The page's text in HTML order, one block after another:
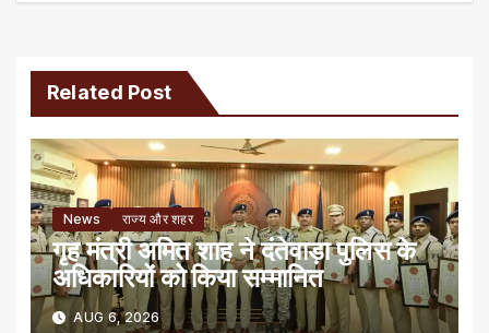
Related Post
News राज्य और शहर
गृह मंत्री अमित शाह ने दंतेवाड़ा पुलिस के
अधिकारियों को किया सम्मानित
AUG 6, 2026